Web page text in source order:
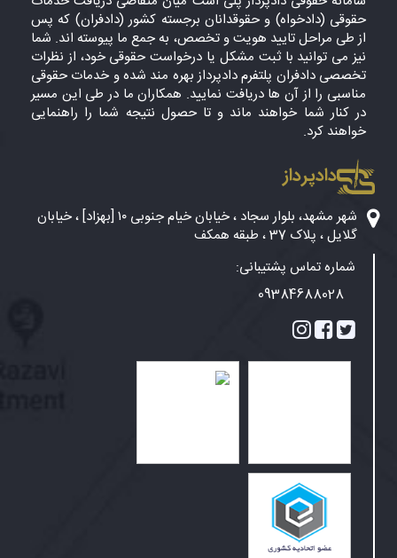
حقوقی (دادخواه) و حقوقدانان برجسته کشور (دادفران) که پس
از طی مراحل تایید هویت و تخصص، به جمع ما پیوسته اند. شما
نیز می توانید با ثبت مشکل یا درخواست حقوقی خود، از نظرات
تخصصی دادفران پلتفرم دادپرداز بهره مند شده و خدمات حقوقی
مناسبی را از آن ها دریافت نمایید. همکاران ما در طی این مسیر
در کنار شما خواهند ماند و تا حصول نتیجه شما را راهنمایی
خواهند کرد.
دادپرداز
شهر مشهد، بلوار سجاد ، خیابان خیام جنوبی ۱۰ [بهزاد] ، خیابان
گلایل ، پلاک 37 ، طبقه همکف
شماره تماس پشتیبانی:
09384688028